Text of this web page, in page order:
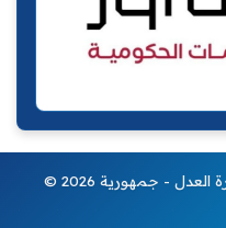
© 2026 حقوق الطبع والنشر محفوظة - وزارة العدل - جمهورية